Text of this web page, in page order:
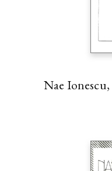
Nae Ionescu,